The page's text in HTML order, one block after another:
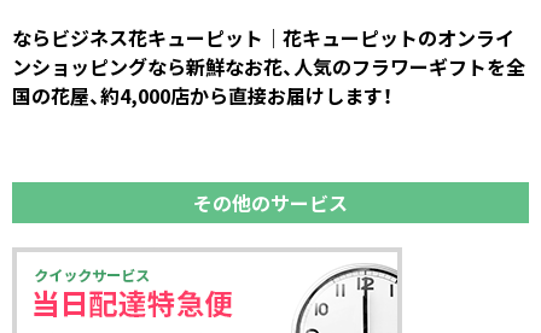
ならビジネス花キューピット｜花キューピットのオンライ
ンショッピングなら新鮮なお花、人気のフラワーギフトを全
国の花屋、約4,000店から直接お届けします！
その他のサービス